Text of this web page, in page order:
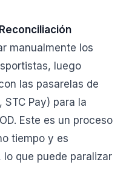
manualmente los
luego
las pasarelas de
Pay) para la
Este es un proceso
tiempo y es
lo que puede paralizar